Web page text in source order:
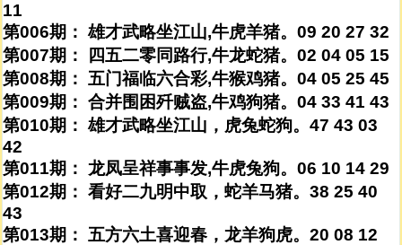
11
第006期： 雄才武略坐江山,牛虎羊猪。09 20 27 32
第007期： 四五二零同路行,牛龙蛇猪。02 04 05 15
第008期： 五门福临六合彩,牛猴鸡猪。04 05 25 45
第009期： 合并围困歼贼盗,牛鸡狗猪。04 33 41 43
第010期： 雄才武略坐江山，虎兔蛇狗。47 43 03
42
第011期： 龙凤呈祥事事发,牛虎兔狗。06 10 14 29
第012期： 看好二九明中取，蛇羊马猪。38 25 40
43
第013期： 五方六土喜迎春，龙羊狗虎。20 08 12